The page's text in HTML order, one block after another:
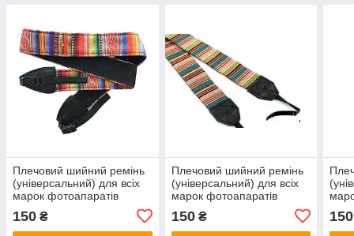
Плечовий шийний ремінь
(універсальний) для всіх
марок фотоапаратів
150 ₴
Плечовий шийний ремінь
(універсальний) для всіх
марок фотоапаратів
150₴ 150